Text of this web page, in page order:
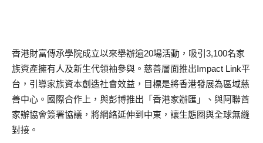
香港財富傳承學院成立以來舉辦逾20場活動，吸引3,100名家
族資產擁有人及新生代領袖參與。慈善層面推出Impact Link平
台，引導家族資本創造社會效益，目標是將香港發展為區域慈
善中心。國際合作上，與彭博推出「香港家辦匯」、與阿聯酋
家辦協會簽署協議，將網絡延伸到中東，讓生態圈與全球無縫
對接。